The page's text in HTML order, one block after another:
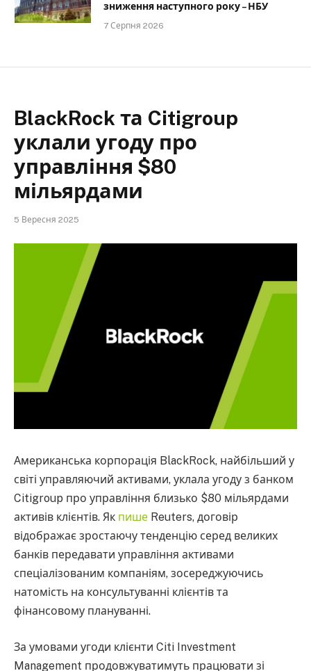
зниження наступного року – НБУ
7 Серпня 2026
BlackRock та Citigroup
уклали угоду про
управління $80
мільярдами
5 Вересня 2025
Американська корпорація BlackRock, найбільший у
світі управляючий активами, уклала угоду з банком
Citigroup про управління близько $80 мільярдами
активів клієнтів. Як пише Reuters, договір
відображає зростаючу тенденцію серед великих
банків передавати управління активами
спеціалізованим компаніям, зосереджуючись
натомість на консультуванні клієнтів та
фінансовому плануванні.
За умовами угоди клієнти Citi Investment
Management продовжуватимуть працювати зі